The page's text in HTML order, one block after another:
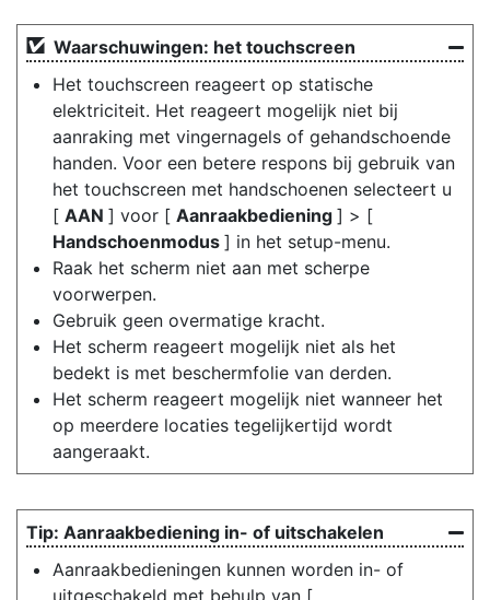
Waarschuwingen: het touchscreen
Het touchscreen reageert op statische
elektriciteit. Het reageert mogelijk niet bij
aanraking met vingernagels of gehandschoende
handen. Voor een betere respons bij gebruik van
het touchscreen met handschoenen selecteert u
[ AAN ] voor [ Aanraakbediening ] > [
Handschoenmodus ] in het setup-menu.
Raak het scherm niet aan met scherpe
voorwerpen.
Gebruik geen overmatige kracht.
Het scherm reageert mogelijk niet als het
bedekt is met beschermfolie van derden.
Het scherm reageert mogelijk niet wanneer het
op meerdere locaties tegelijkertijd wordt
aangeraakt.
Aanraakbediening in- of uitschakelen
Aanraakbedieningen kunnen worden in- of
uitgeschakeld met behulp van [